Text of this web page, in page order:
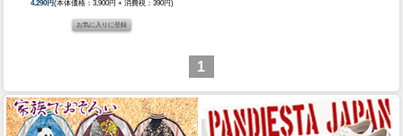
4,290円(本体価格：3,900円 + 消費税：390円)
1